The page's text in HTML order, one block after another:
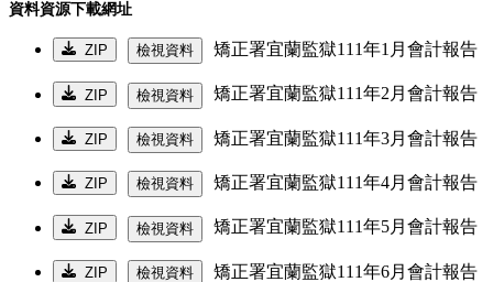
資料資源下載網址
ZIP 檢視資料 矯正署宜蘭監獄111年1月會計報告
ZIP 檢視資料 矯正署宜蘭監獄111年2月會計報告
ZIP 檢視資料 矯正署宜蘭監獄111年3月會計報告
ZIP 檢視資料 矯正署宜蘭監獄111年4月會計報告
ZIP 檢視資料 矯正署宜蘭監獄111年5月會計報告
ZIP 檢視資料 矯正署宜蘭監獄111年6月會計報告